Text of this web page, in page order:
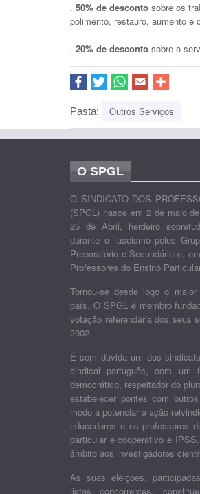
. 50% de desconto sobre os
polimento, restauro, aumento
. 20% de desconto sobre o
Pasta: Outros Serviços
O SPGL
O SINDICATO DOS
(SPGL) nasce em 2 de maio
25 de Abril, herdeiro
durante o fascismo pelos
Preparatório e Secundário e,
Professores do Ensino
Tornou-se desde logo o
país. O SPGL é membro
votação referendária dos seus
2002.
É sem dúvida um dos
sindical português, com um
democrático, respeitador do
estabelecer pontes com
modo a potenciar a ação
educadores e os professores
particular e cooperativo e
âmbito aos investigadores
As suas eleições,
listas concorrentes,